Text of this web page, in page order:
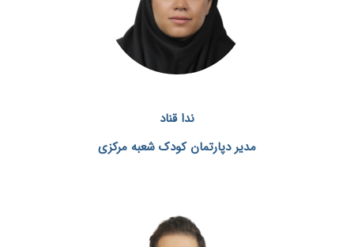
ندا قناد
مدیر دپارتمان کودک شعبه مرکزی